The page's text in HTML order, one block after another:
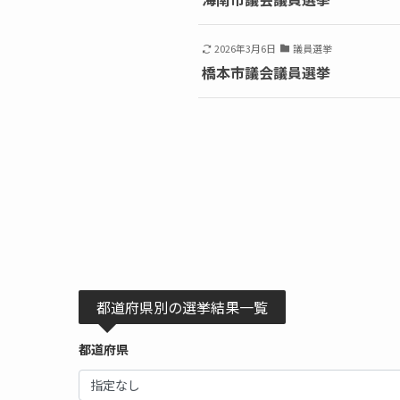
2026年3月6日 議員選挙
橋本市議会議員選挙
都道府県別の選挙結果一覧
都道府県